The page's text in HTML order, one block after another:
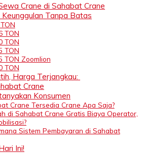
Crane di Sahabat Crane
Tanpa Batas
TON
TON
TON
TON Zoomlion
TON
Harga Terjangkau:
Crane
Konsumen
Crane Tersedia Crane Apa Saja?
di Sahabat Crane Gratis Biaya Operator,
Sistem Pembayaran di Sahabat
Ini!